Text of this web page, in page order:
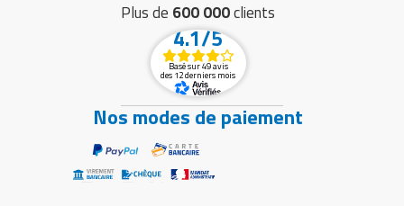
Plus de 600 000clients
4.1/5
Basé sur 49 avis
des 12 derniers mois
Nos modes de paiement